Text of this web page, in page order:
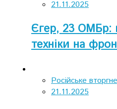
21.11.2025
Єгер, 23 ОМБр:
техніки на
Російське
21.11.2025